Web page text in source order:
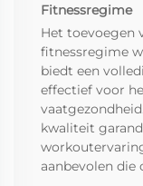
Fitnessregime
Het toevoegen
fitnessregime
biedt een
effectief voor
kwaliteit
aanbevolen die